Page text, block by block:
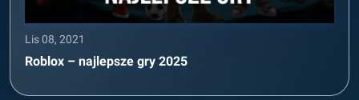
Lis 08, 2021
Roblox – najlepsze gry 2025